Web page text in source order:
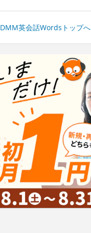
DMM英会話Wordsトップへ